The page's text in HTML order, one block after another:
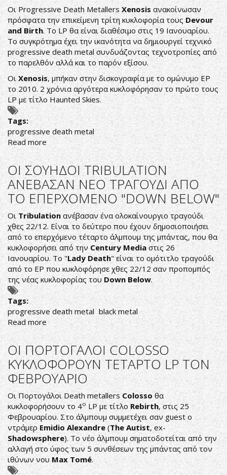
ΗΧΟΓΡΑΦΗΣΑΝ
ΟΙ
PESTILENCE
ΑΠΟΚΛΕΙΣΤΙΚΑ
ΓΙΑ
ΤΟ
DECIBEL
FLEXI
SERIES
Οι Progressive Death MetallersXenosis ανακοίνωσαν
πρόσφατα την επικείμενη τρίτη κυκλοφορία τους Devour
and Birth. Το LP θα είναι διαθέσιμο στις 19 Ιανουαρίου.
Το συγκρότημα έχει την ικανότητα να δημιουργεί τεχνικό
progressive death metal συνδυάζοντας τεχνοτροπίες από
το παρελθόν αλλά και το παρόν εξίσου.
Οι Xenosis, μπήκαν στην δισκογραφία με το ομώνυμο EP
το 2010. 2 χρόνια αργότερα κυκλοφόρησαν το πρώτο τους
LP με τίτλο Haunted Skies.
Tags:
progressive death metal
Read more about
OI
XENOSIS
ΘΑ
ΚΥΚΛΟΦΟΡΗΣΟΥΝ
ΤΟ
3ο
ΤΟΥΣ
LP
ΤΟΝ
ΙΑΝΟΥΑΡΙΟ
ΟΙ ΣΟΥΗΔΟΙ TRIBULATION
ΑΝΕΒΑΣΑΝ ΝΕΟ ΤΡΑΓΟΥΔΙ ΑΠΟ
ΤΟ ΕΠΕΡΧΟΜΕΝΟ "DOWN BELOW"
ΟιTribulation ανέβασαν ένα ολοκαίνουργιο τραγούδι
χθες 22/12. Είναι το δεύτερο που έχουν δημοσιοποιήσει
από το επερχόμενο τέταρτο άλμπουμ της μπάντας, που θα
κυκλοφορήσει από την CenturyMediaστις 26
Ιανουαρίου. Το "Lady Death" είναι το ομότιτλο τραγούδι
από το EP που κυκλοφόρησε χθες 22/12 σαν προπομπός
της νέας κυκλοφορίας τουDown Below.
Tags:
progressive death metal black metal
Read moreabout
ΟΙ
ΣΟΥΗΔΟΙ
TRIBULATION
ΑΝΕΒΑΣΑΝ
ΝΕΟ
ΤΡΑΓΟΥΔΙ
ΑΠΟ
ΤΟ
ΕΠΕΡΧΟΜΕΝΟ
"DOWN
BELOW"
ΟΙ ΠΟΡΤΟΓΑΛΟΙ COLOSSO
ΚΥΚΛΟΦΟΡΟΥΝ ΤΕΤΑΡΤΟ LP TON
ΦΕΒΡΟΥΑΡΙΟ
Οι Πορτογάλοι Death metallersColossoθα
κυκλοφορήσουν το 4οLP με τίτλοRebirth, στις 25
Φεβρουαρίου. Στο άλμπουμ συμμετέχει σαν guest ο
ντράμερEmidio Alexandre (The Autist, ex-
Shadowsphere). Το νέο άλμπουμ σηματοδοτείται από την
αλλαγή στο ύφος των 5 συνθέσεων της μπάντας από τον
ιθύνων νουMax Tomé.